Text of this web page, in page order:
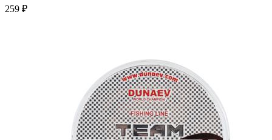
259 ₽